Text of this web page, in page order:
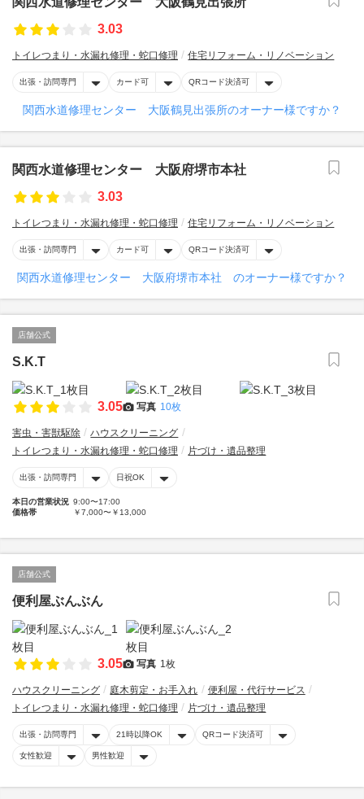
3.03
トイレつまり・水漏れ修理・蛇口修理 住宅リフォーム・リノベーション
出張・訪問専門 カード可 QRコード決済可
関西水道修理センター 大阪鶴見出張所のオーナー様ですか？
関西水道修理センター 大阪府堺市本社
3.03
トイレつまり・水漏れ修理・蛇口修理 住宅リフォーム・リノベーション
出張・訪問専門 カード可 QRコード決済可
関西水道修理センター 大阪府堺市本社 のオーナー様ですか？
店舗公式
S.K.T
3.05 写真 10枚
害虫・害獣駆除
ハウスクリーニング
トイレつまり・水漏れ修理・蛇口修理
片づけ・遺品整理
出張・訪問専門 日祝OK
本日の営業状況 9:00〜17:00
価格帯
￥7,000〜￥13,000
店舗公式
便利屋ぶんぶん
3.05 写真 1枚
ハウスクリーニング 庭木剪定・お手入れ
便利屋・代行サービス
トイレつまり・水漏れ修理・蛇口修理
片づけ・遺品整理
出張・訪問専門 21時以降OK QRコード決済可
女性歓迎 男性歓迎